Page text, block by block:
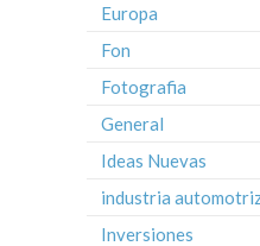
Europa
Fon
Fotografia
General
Ideas Nuevas
industria
Inversiones